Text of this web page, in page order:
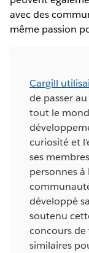
avec des
même passion
Cargill
de passer
tout le
curiosité et
ses
personnes
développé
soutenu
concours
similaires